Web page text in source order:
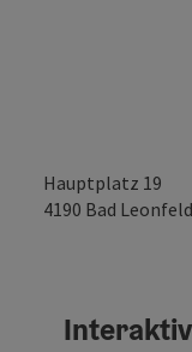
Hauptplatz 19
4190 Bad